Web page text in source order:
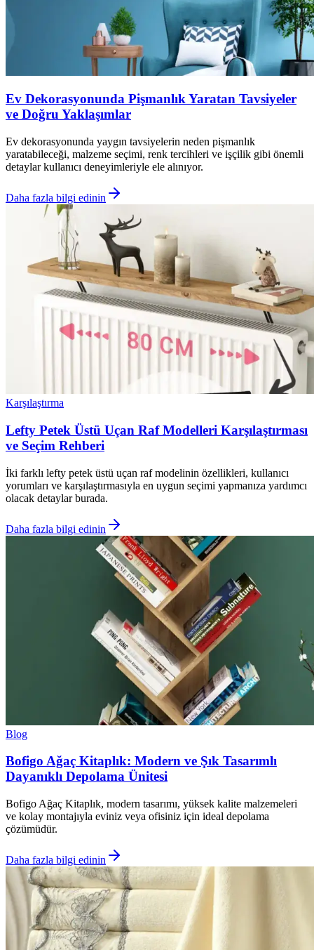
Ev Dekorasyonunda Pişmanlık Yaratan Tavsiyeler
ve Doğru Yaklaşımlar
Ev dekorasyonunda yaygın tavsiyelerin neden pişmanlık
yaratabileceği, malzeme seçimi, renk tercihleri ve işçilik gibi önemli
detaylar kullanıcı deneyimleriyle ele alınıyor.
Daha fazla bilgi edinin
Karşılaştırma
Lefty Petek Üstü Uçan Raf Modelleri Karşılaştırması
ve Seçim Rehberi
İki farklı lefty petek üstü uçan raf modelinin özellikleri, kullanıcı
yorumları ve karşılaştırmasıyla en uygun seçimi yapmanıza yardımcı
olacak detaylar burada.
Daha fazla bilgi edinin
Blog
Bofigo Ağaç Kitaplık: Modern ve Şık Tasarımlı
Dayanıklı Depolama Ünitesi
Bofigo Ağaç Kitaplık, modern tasarımı, yüksek kalite malzemeleri
ve kolay montajıyla eviniz veya ofisiniz için ideal depolama
çözümüdür.
Daha fazla bilgi edinin